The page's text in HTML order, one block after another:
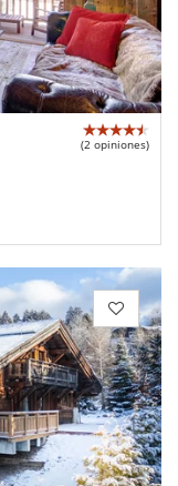
(2 opiniones)